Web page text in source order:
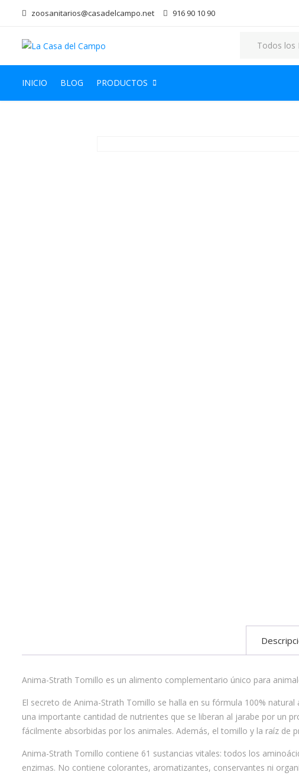
zoosanitarios@casadelcampo.net 916 90 10 90
INICIO BLOG PRODUCTOS
Anima-Strath Tomillo es un alimento complementario único para
El secreto de Anima-Strath Tomillo se halla en su fórmula 100%
una importante cantidad de nutrientes que se liberan al jarabe por un
fácilmente absorbidas por los animales. Además, el tomillo y la raíz de
Anima-Strath Tomillo contiene 61 sustancias vitales: todos los
enzimas. No contiene colorantes, aromatizantes, conservantes ni